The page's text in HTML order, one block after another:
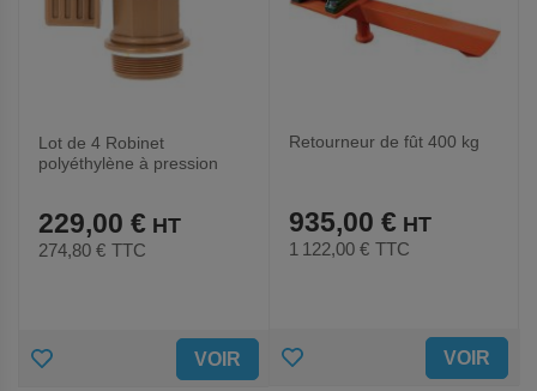
Lot de 4 Robinet
polyéthylène à pression
229,00 €
274,80 € TTC
AJOUTER VOIR
Retourneur de fût 400 kg
935,00 €
1 122,00 € TTC
AJOUTER VOIR